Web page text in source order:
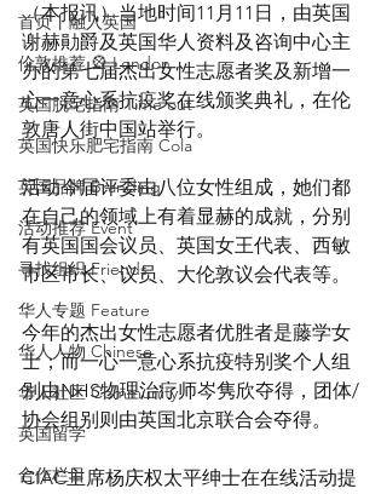
首页丨融入英国
伦敦推荐 🎡 London
英国脱宅指南 Time out
英国快乐肥宅指南 Cola
英国品牌 Branding
活动推荐 Event
寻找组织 Friends
华人专题 Feature
华人人物 Chinese
华人社区 Community
英国留学
合作栏目
（本报讯）当地时间11月11日，由英国
谢赫勛爵及英国华人资料及咨询中心主
办的第七届杰出女性志愿者奖及新增一
心一意心系抗疫奖在线颁奖典礼，在伦
敦唐人街中国站举行。
活动今届评委由八位女性组成，她们都
在自己的领域上有着显赫的成就，分别
有英国国会议员、英国女王代表、西敏
市区市长、议员、大伦敦议会代表等。
今年的杰出女性志愿者优胜者是藤学女
士；而一心一意心系抗疫特别奖个人组
别由NHS物理治疗师岑隽欣夺得，团体/
协会组别则由英国北京联合会夺得。
CIAC主席杨庆权太平绅士在在线活动提